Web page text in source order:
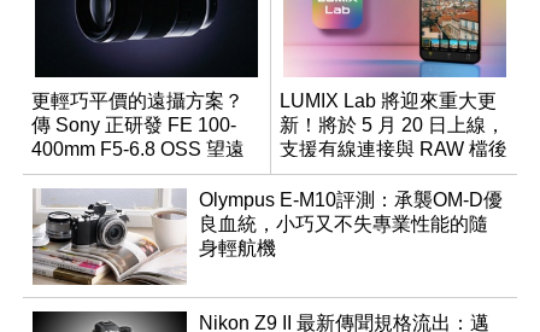
更輕巧平價的遠攝方案？
傳 Sony 正研發 FE 100-
400mm F5-6.8 OSS 望遠
變焦鏡頭
LUMIX Lab 將迎來重大更
新！將於 5 月 20 日上線，
支援有線連接與 RAW 檔後
製
Olympus E-M10評測：承襲OM-D優
良血統，小巧又不失專業性能的隨
身輕航機
Nikon Z9 II 最新傳聞規格流出：邁